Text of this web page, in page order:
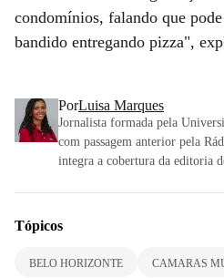
condomínios, falando que
bandido entregando pizza",
PorLuisa Marques
Jornalista formada pela
com passagem anterior pela
integra a cobertura da editoria
Tópicos
BELO HORIZONTE CAMARAS